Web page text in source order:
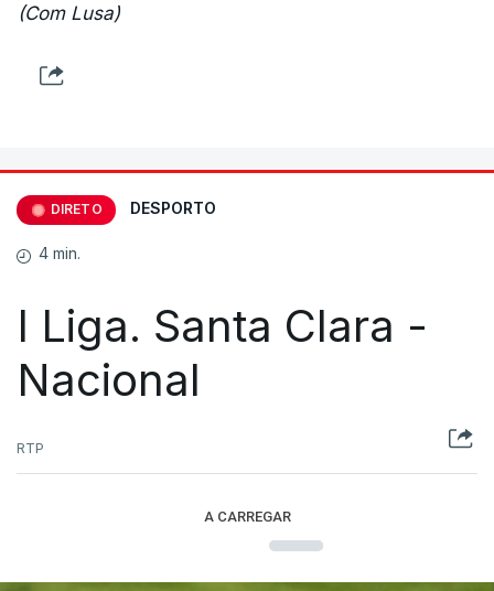
(Com Lusa)
DIRETO DESPORTO
4 min.
I Liga. Santa Clara -
Nacional
RTP
A CARREGAR